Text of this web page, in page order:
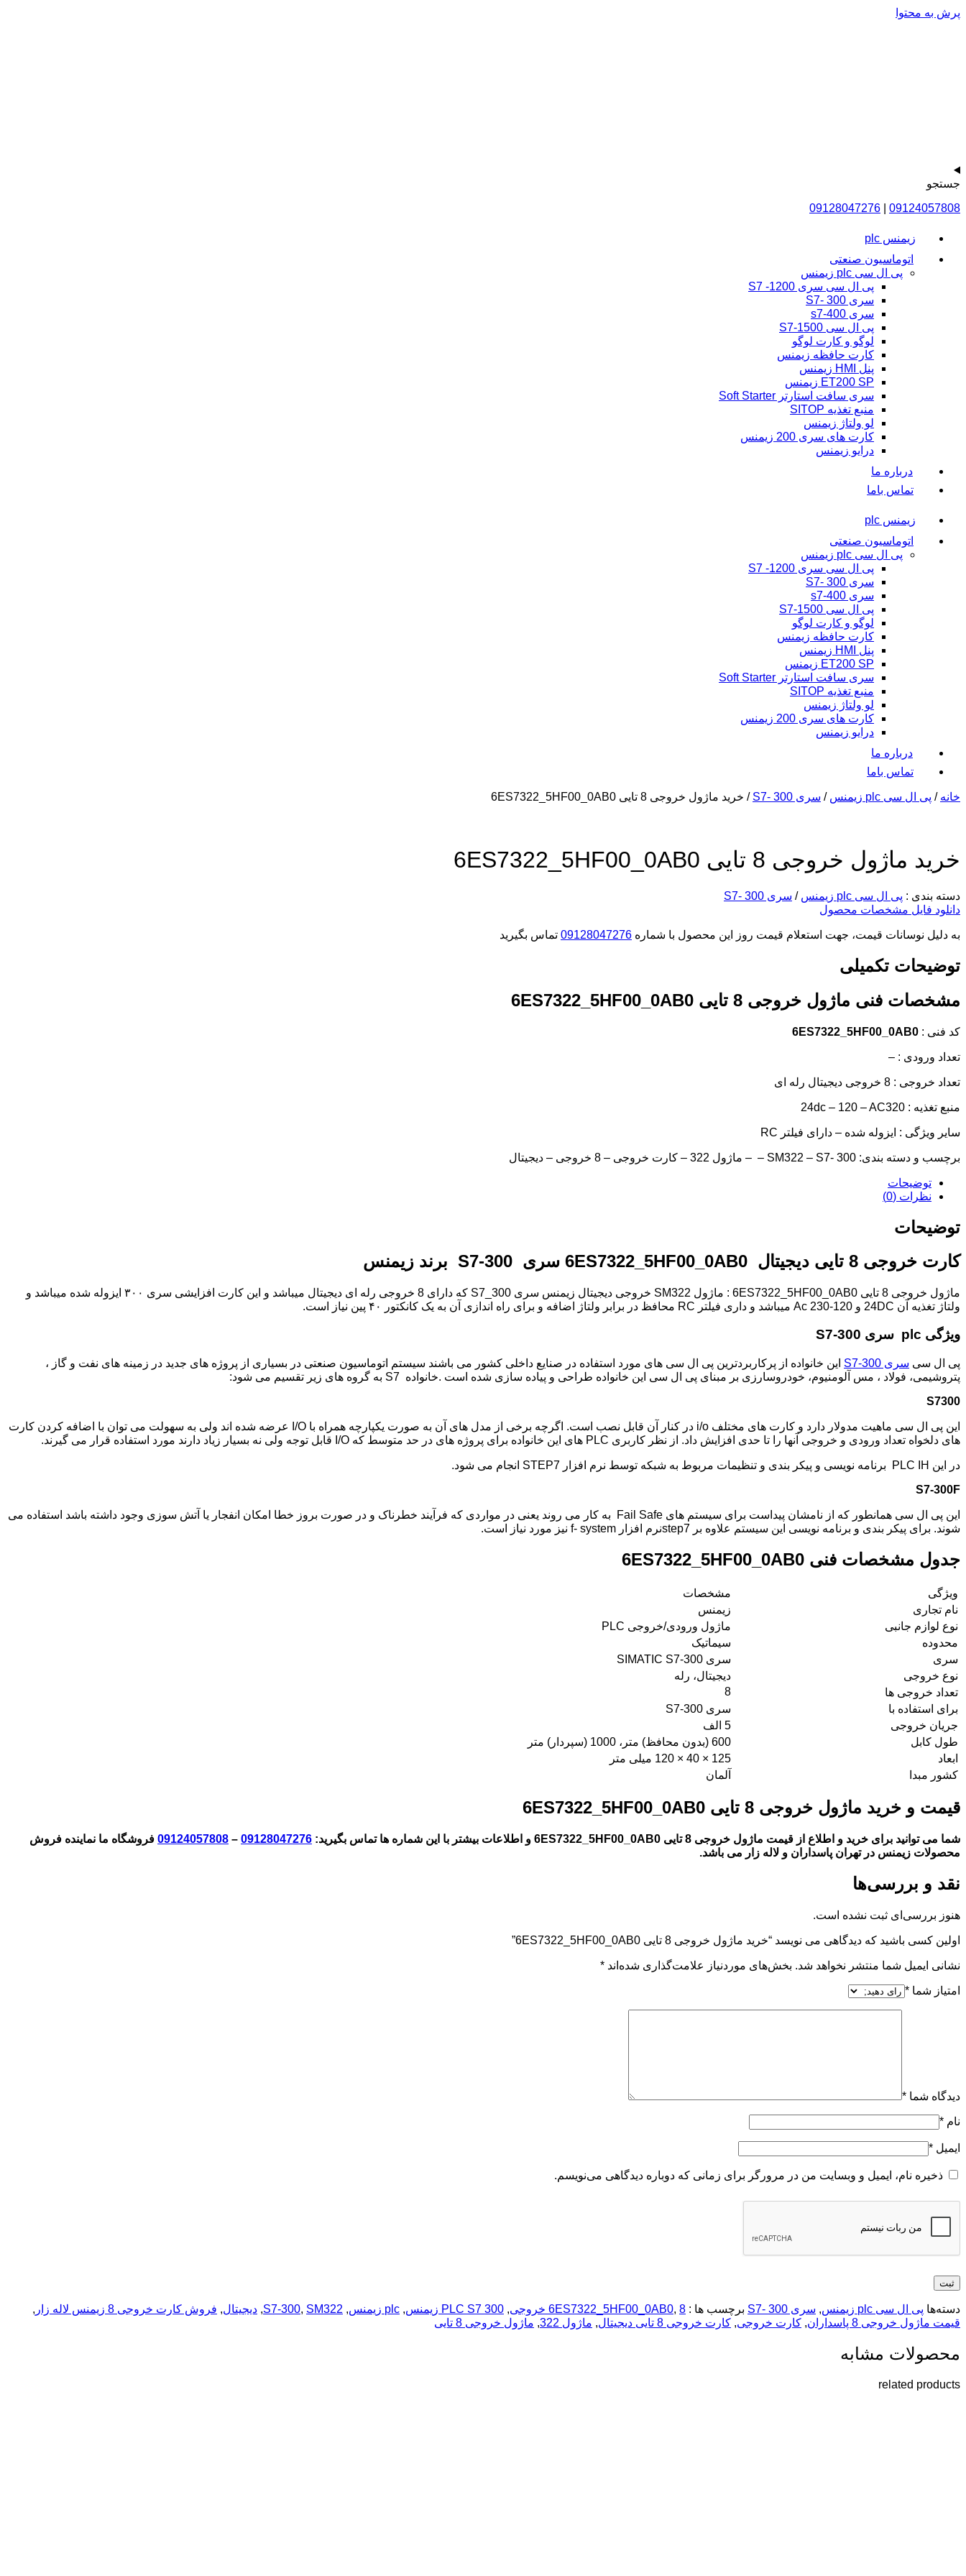
پرش به محتوا
جستجو
09124057808
09128047276
زیمنس plc
اتوماسیون صنعتی
پی ال سی plc زیمنس
پی ال سی سری 1200- S7
سری 300 -S7
سری s7-400
پی ال سی S7-1500
لوگو و کارت لوگو
کارت حافظه زیمنس
پنل HMI زیمنس
ET200 SP زیمنس
سری سافت استارتر Soft Starter
منبع تغذیه SITOP
لو ولتاژ زیمنس
کارت های سری 200 زیمنس
درایو زیمنس
درباره ما
تماس باما
زیمنس plc
اتوماسیون صنعتی
پی ال سی plc زیمنس
پی ال سی سری 1200- S7
سری 300 -S7
سری s7-400
پی ال سی S7-1500
لوگو و کارت لوگو
کارت حافظه زیمنس
پنل HMI زیمنس
ET200 SP زیمنس
سری سافت استارتر Soft Starter
منبع تغذیه SITOP
لو ولتاژ زیمنس
کارت های سری 200 زیمنس
درایو زیمنس
درباره ما
تماس باما
خانه / پی ال سی plc زیمنس / سری 300 -S7 / خرید ماژول خروجی 8 تایی 6ES7322_5HF00_0AB0
خرید ماژول خروجی 8 تایی 6ES7322_5HF00_0AB0
دسته بندی : پی ال سی plc زیمنس / سری 300 -S7
دانلود فایل مشخصات محصول
به دلیل نوسانات قیمت، جهت استعلام قیمت روز این محصول با شماره 09128047276 تماس بگیرید
توضیحات تکمیلی
مشخصات فنی ماژول خروجی 8 تایی 6ES7322_5HF00_0AB0
کد فنی : 6ES7322_5HF00_0AB0
تعداد ورودی : –
تعداد خروجی : 8 خروجی دیجیتال رله ای
منبع تغذیه : 24dc – 120 – AC320
سایر ویژگی : ایزوله شده – دارای فیلتر RC
برچسب و دسته بندی: SM322 – S7- 300 – – ماژول 322 – کارت خروجی – 8 خروجی – دیجیتال
توضیحات
نظرات (0)
توضیحات
کارت خروجی 8 تایی دیجیتال
6ES7322_5HF00_0AB0 سری
ماژول خروجی 8 تایی 6ES7322_5HF00_0AB0 : ماژول SM322 خروجی دیجیتال زیمنس سری S7_300 که دارای 8 خروجی رله ای دیجیتال میباشد و این کارت افزایشی سری ۳۰۰ ایزوله شده میباشد و
ولتاژ تغذیه آن 24DC و 120-230 Ac میباشد و داری فیلتر RC محافظ در برابر ولتاژ اضافه و برای راه اندازی آن به یک کانکتور ۴۰ پین نیاز است.
ویژگی plc سری S7-300
پی ال سی سری S7-300
این خانواده از پرکاربردترین پی ال سی های مورد استفاده در صنایع داخلی کشور می باشند سیستم اتوماسیون صنعتی در بسیاری از پروژه های جدید در زمینه های نفت و گاز ،
پتروشیمی، فولاد ، مس آلومنیوم، خودروسارزی بر مبنای پی ال سی این خانواده طراحی و پیاده سازی شده است .خانواده S7 به گروه های زیر تقسیم می شود:
S7300
این پی ال سی ماهیت مدولار دارد و کارت های مختلف i/o در کنار آن قابل نصب است. اگرچه برخی از مدل های آن به صورت یکپارچه همراه با I/O عرضه شده اند ولی به سهولت می توان با اضافه کردن کارت
های دلخواه تعداد ورودی و خروجی آنها را تا حدی افزایش داد. از نظر کاربری PLC های این خانواده برای پروژه های در حد متوسط که I/O قابل توجه ولی نه بسیار زیاد دارند مورد استفاده قرار می گیرند.
در این PLC IH برنامه نویسی و پیکر بندی و تنظیمات مربوط به شبکه توسط نرم افزار STEP7 انجام می شود.
S7-300F
این پی ال سی همانطور که از نامشان پیداست برای سیستم های Fail Safe به کار می روند یعنی در مواردی که فرآیند خطرناک و در صورت بروز خطا امکان انفجار یا آتش سوزی وجود داشته باشد استفاده می
شوند. برای پیکر بندی و برنامه نویسی این سیستم علاوه بر step7نرم افزار f- system نیز مورد نیاز است.
جدول مشخصات فنی 6ES7322_5HF00_0AB0
ویژگی
مشخصات
نام تجاری
زیمنس
نوع لوازم جانبی
ماژول ورودی/خروجی PLC
محدوده
سیماتیک
سری
سری SIMATIC S7-300
نوع خروجی
دیجیتال، رله
تعداد خروجی ها
8
برای استفاده با
سری S7-300
جریان خروجی
5 الف
طول کابل
600 (بدون محافظ) متر، 1000 (سپردار) متر
ابعاد
125 × 40 × 120 میلی متر
کشور مبدا
آلمان
قیمت و خرید ماژول خروجی 8 تایی 6ES7322_5HF00_0AB0
شما می توانید برای خرید و اطلاع از قیمت ماژول خروجی 8 تایی 6ES7322_5HF00_0AB0 و اطلاعات بیشتر با این شماره ها تماس بگیرید: 09128047276
–
09124057808 فروشگاه ما نماینده فروش
محصولات زیمنس در تهران پاسداران و لاله زار می باشد.
نقد و بررسی‌ها
هنوز بررسی‌ای ثبت نشده است.
اولین کسی باشید که دیدگاهی می نویسد “خرید ماژول خروجی 8 تایی 6ES7322_5HF00_0AB0”
نشانی ایمیل شما منتشر نخواهد شد. بخش‌های موردنیاز علامت‌گذاری شده‌اند *
امتیاز شما *
دیدگاه شما *
نام *
ایمیل *
ذخیره نام، ایمیل و وبسایت من در مرورگر برای زمانی که دوباره دیدگاهی می‌نویسم.
دسته‌ها پی ال سی plc زیمنس , سری 300 -S7 برچسب ها : 6ES7322_5HF00_0AB0, 8 خروجی , PLC S7 300 زیمنس , plc زیمنس ,
S7-300, SM322
, دیجیتال, فروش کارت خروجی 8 زیمنس لاله زار
,
قیمت ماژول خروجی 8 پاسداران
, کارت خروجی, کارت خروجی 8 تایی دیجیتال , ماژول 322 , ماژول خروجی 8 تایی
محصولات مشابه
related products